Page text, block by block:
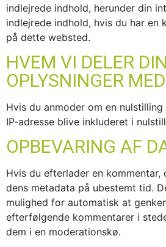
indlejrede indhold, herunder din
indlejrede indhold, hvis du har en
på dette websted.
HVEM VI DELER
OPLYSNINGER MED
Hvis du anmoder om en
IP-adresse blive inkluderet i
OPBEVARING AF
Hvis du efterlader en kommentar,
dens metadata på ubestemt tid.
mulighed for automatisk at
efterfølgende kommentarer i
dem i en moderationskø.